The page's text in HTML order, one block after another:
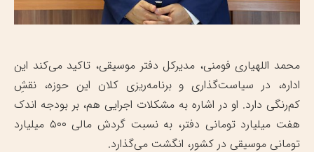
محمد اللهیاری فومنی، مدیرکل دفتر موسیقی، تاکید می‌کند این
اداره، در سیاست‌گذاری و برنامه‌ریزی کلان این حوزه، نقشِ
کم‌رنگی دارد. او در اشاره به مشکلات اجرایی هم، بر بودجه اندک
هفت میلیارد تومانی دفتر، به نسبت گردش مالی ۵۰۰ میلیارد
تومانی موسیقی در کشور، انگشت می‌گذارد.